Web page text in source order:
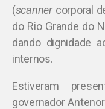
(scannercorporal
do Rio Grande do
dando dignidade
internos.
Estiveram
governador